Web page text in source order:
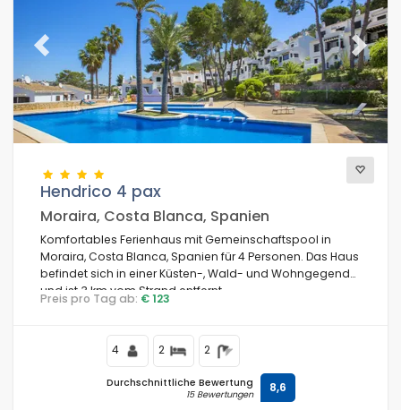
Badezimmer
Beliebte Dienste
Bedingungen
Previous Next
Hendrico 4 pax
Moraira, Costa Blanca, Spanien
Komfortables Ferienhaus mit Gemeinschaftspool in
Moraira, Costa Blanca, Spanien für 4 Personen. Das Haus
befindet sich in einer Küsten-, Wald- und Wohngegend
und ist 3 km vom Strand entfernt.
Preis pro Tag ab: € 123
4 2 2
Durchschnittliche Bewertung
15 Bewertungen 8,6